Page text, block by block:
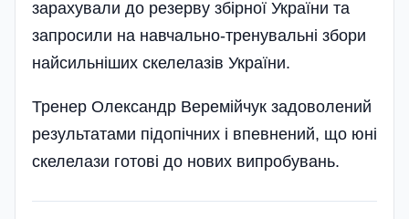
зарахували до резерву збірної України та
запросили на навчально-тренувальні збори
найсиль­ніших скелелазів України.
Тренер Олександр Веремійчук задоволений
результатами підопічних і впевнений, що юні
скелелази готові до нових випробувань.